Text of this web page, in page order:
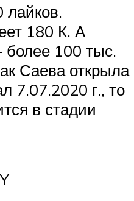
лайков.
180 К. А
100 тыс.
Саева открыла
7.07.2020 г., то
в стадии